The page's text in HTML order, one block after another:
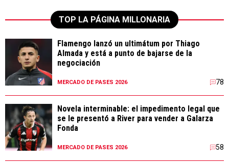
TOP LA PÁGINA MILLONARIA
Flamengo lanzó un ultimátum por Thiago
Almada y está a punto de bajarse de la
negociación
MERCADO DE PASES 2026 78
Novela interminable: el impedimento legal que
se le presentó a River para vender a Galarza
Fonda
MERCADO DE PASES 2026 58